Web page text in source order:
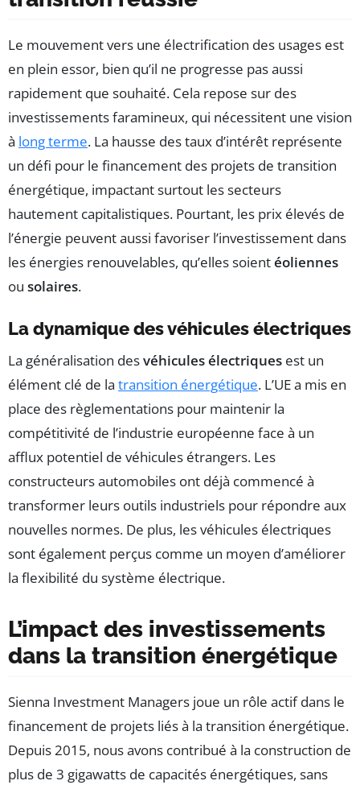
Le mouvement vers une électrification des usages est
en plein essor, bien qu’il ne progresse pas aussi
rapidement que souhaité. Cela repose sur des
investissements faramineux, qui nécessitent une vision
à long terme. La hausse des taux d’intérêt représente
un défi pour le financement des projets de transition
énergétique, impactant surtout les secteurs
hautement capitalistiques. Pourtant, les prix élevés de
l’énergie peuvent aussi favoriser l’investissement dans
les énergies renouvelables, qu’elles soientéoliennes
ou solaires.
La dynamique des véhicules électriques
La généralisation desvéhicules électriques est un
élément clé de la transition énergétique. L’UE a mis en
place des règlementations pour maintenir la
compétitivité de l’industrie européenne face à un
afflux potentiel de véhicules étrangers. Les
constructeurs automobiles ont déjà commencé à
transformer leurs outils industriels pour répondre aux
nouvelles normes. De plus, les véhicules électriques
sont également perçus comme un moyen d’améliorer
la flexibilité du système électrique.
L’impact des investissements
dans la transition énergétique
Sienna Investment Managers joue un rôle actif dans le
financement de projets liés à la transition énergétique.
Depuis 2015, nous avons contribué à la construction de
plus de 3 gigawatts de capacités énergétiques, sans